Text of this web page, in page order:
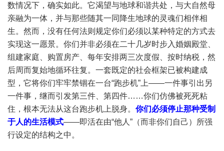
数情况下，确实如此。它渴望与地球和谐共处，与大自然母
亲融为一体，并与那些随其一同降生地球的灵魂们相伴相
生。然而，没有任何法则规定你们必须以某种特定的方式去
实现这一愿景。你们并非必须在二十几岁时步入婚姻殿堂、
组建家庭、购置房产、每年安排两三次度假、按时纳税，然
后周而复始地循环往复。一套既定的社会框架已被构建成
型，它将你们牢牢禁锢在一台“跑步机”上——一件事引出另
一件事，继而引发第三件、第四件……你们仿佛被死死粘
住，根本无法从这台跑步机上脱身。 你们必须停止那种受制
于人的生活模式——即活在由“他人”（而非你们自己）所强
行设定的结构之中。